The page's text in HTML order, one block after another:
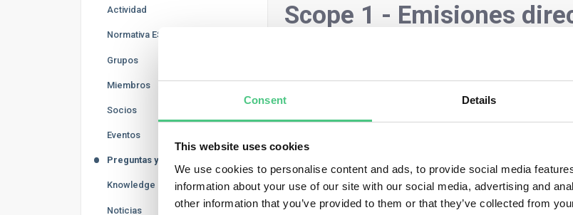
Consent Details
This website uses cookies
We use cookies to personalise content and ads, to provide social media
information about your use of our site with our social media, advertising and
other information that you’ve provided to them or that they’ve collected from
Scope 1 - Emisiones
En esta categoría se encuentran actualmente 0
as. Para afinar la pertinencia de
Actividad
Normativa ESG
Grupos
Miembros
Socios
Eventos
Preguntas y Respuestas
Knowledge Base
Noticias